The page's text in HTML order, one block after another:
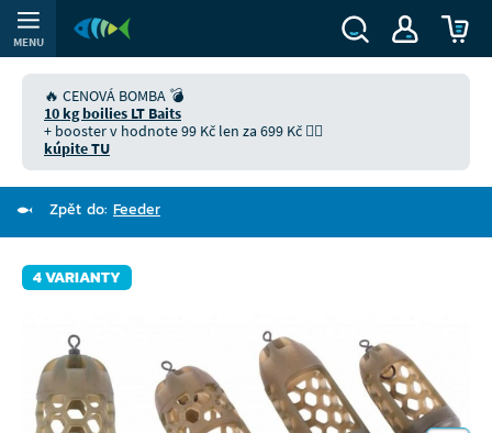
MENU
🔥 CENOVÁ BOMBA 💣
10 kg boilies LT Baits
+ booster v hodnote 99 Kč len za 699 Kč 👉🏻
kúpite TU
Zpět do: Feeder
4 VARIANTY